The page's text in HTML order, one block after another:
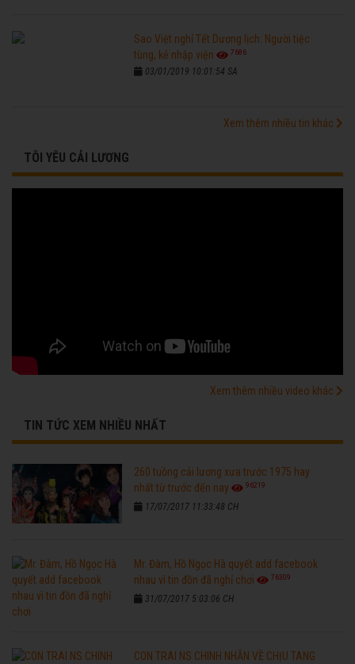
Sao Việt nghỉ Tết Dương lịch: Người tiệc
tùng, kẻ nhập viện
7686
03/01/2019 10:01:54 SA
Xem thêm nhiều tin khác
TÔI YÊU CẢI LƯƠNG
Xem thêm nhiều video khác
TIN TỨC XEM NHIỀU NHẤT
260 tuồng cải lương xưa trước 1975 hay
nhất từ trước đến nay
96219
17/07/2017 11:33:48 CH
Mr. Đàm, Hồ Ngọc Hà quyết add facebook
nhau vì tin đồn đã nghỉ chơi
76309
31/07/2017 5:03:06 CH
CON TRAI NS CHINH NHẪN VỀ CHỊU TANG